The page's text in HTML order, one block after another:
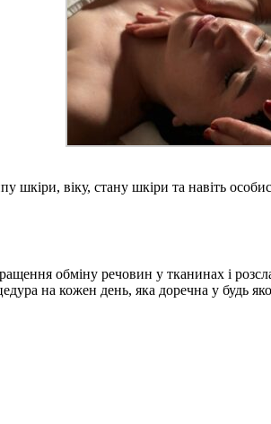
шкіри, віку, стану шкіри та навіть
обміну речовин у тканинах і
на кожен день, яка доречна у будь